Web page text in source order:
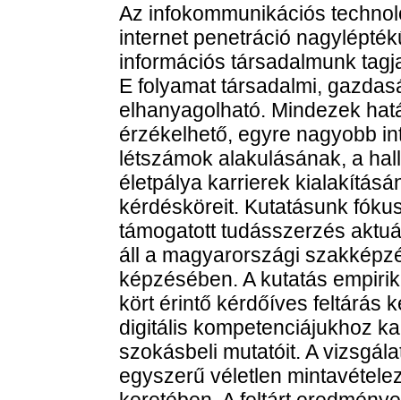
Az infokommunikációs
internet penetráció
információs társadalmunk
E folyamat társadalmi,
elhanyagolható. Mindezek
érzékelhető, egyre nagyobb
létszámok alakulásának, a
életpálya karrierek
kérdésköreit. Kutatásunk
támogatott tudásszerzés
áll a magyarországi
képzésében. A kutatás
kört érintő kérdőíves feltárás
digitális kompetenciájukhoz
szokásbeli mutatóit. A
egyszerű véletlen